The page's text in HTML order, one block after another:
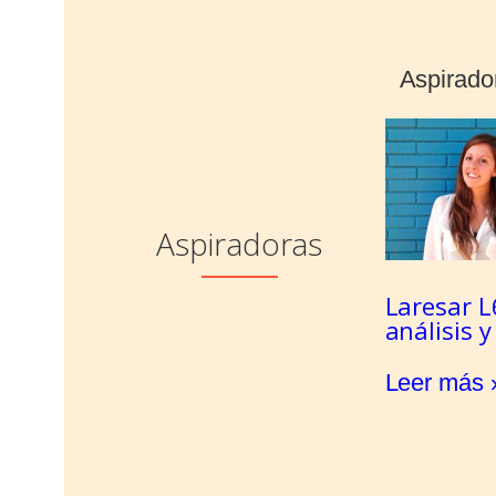
Aspiradoras
Laresar
análisis
Leer más